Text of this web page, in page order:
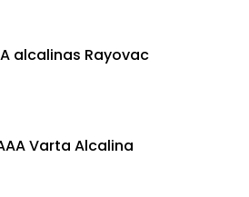
alcalinas Rayovac
Varta Alcalina